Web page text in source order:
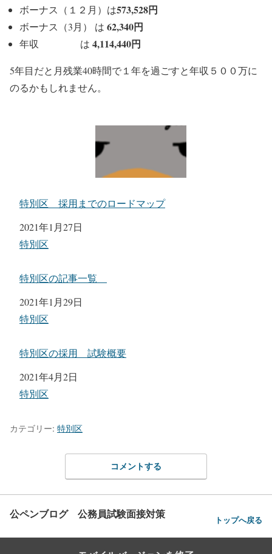
ボーナス（１２月）は573,528円
ボーナス（3月） は 62,340円
年収 は 4,114,440円
5年目だと月残業40時間で１年を過ごすと年収５００万に
のるかもしれません。
特別区 採用までのロードマップ
日付
2021年1月27日
関連理由
特別区
特別区の記事一覧
日付
2021年1月29日
関連理由
特別区
特別区の採用 試験概要
日付
2021年4月2日
関連理由
特別区
カテゴリー: 特別区
コメントする
公ペンブログ 公務員試験面接対策 トップへ戻る